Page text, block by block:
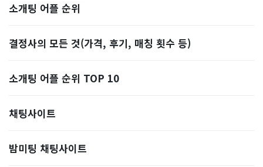
소개팅 어플 순위
결정사의 모든 것(가격, 후기, 매칭 횟수 등)
소개팅 어플 순위 TOP 10
​채팅사이트
밤미팅 채팅사이트